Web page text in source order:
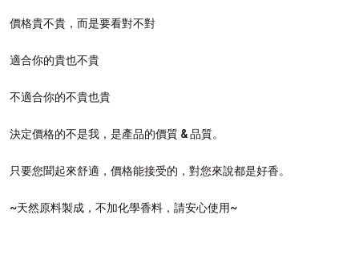
價格貴不貴，而是要看對不對
適合你的貴也不貴
不適合你的不貴也貴
決定價格的不是我，是產品的價質 & 品質。
只要您聞起來舒適，價格能接受的，對您來說都是好香。
~天然原料製成，不加化學香料，請安心使用~